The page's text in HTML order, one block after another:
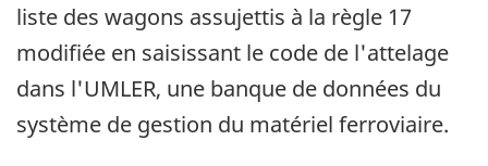
liste des wagons assujettis à la règle 17
modifiée en saisissant le code de l'attelage
dans l'UMLER, une banque de données du
système de gestion du matériel ferroviaire.